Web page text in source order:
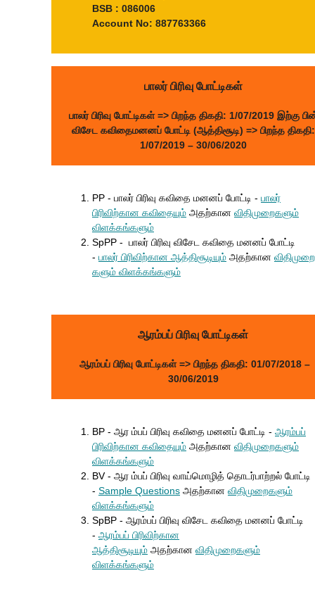
BSB : 086006
Account No: 887763366
பாலர் பிரிவு போட்டிகள்
பாலர் பிரிவு போட்டிகள்=> பிறந்த திகதி: 1/07/2019 இற்கு
விசேட கவிதைமனனப் போட்டி (ஆத்திசூடி) => பிறந்த திகதி:
1/07/2019 – 30/06/2020
PP - பாலர் பிரிவு கவிதை மனனப் போட்டி - பாலர்
பிரிவிற்கான கவிதையும் அதற்கான விதிமுறைகளும்
விளக்கங்களும்
SpPP - பாலர் பிரிவு விசேட கவிதை மனனப் போட்டி
- பாலர் பிரிவிற்கான ஆத்திசூடியும் அதற்கான விதிமுறை
களும் விளக்கங்களும்
ஆரம்பப் பிரிவு போட்டிகள்
ஆரம்பப் பிரிவு போட்டிகள்=> பிறந்த திகதி: 01/07/2018 –
30/06/2019
BP - ஆர ம்பப் பிரிவு கவிதை மனனப் போட்டி - ஆரம்பப்
பிரிவிற்கான கவிதையும் அதற்கான விதிமுறைகளும்
விளக்கங்களும்
BV - ஆர ம்பப் பிரிவு வாய்மொழித் தொடர்பாற்றல் போட்டி
- Sample Questions அதற்கான விதிமுறைகளும்
விளக்கங்களும்
SpBP - ஆரம்பப் பிரிவு விசேட கவிதை மனனப் போட்டி
- ஆரம்பப் பிரிவிற்கான
ஆத்திசூடியும் அதற்கான விதிமுறைகளும்
விளக்கங்களும்